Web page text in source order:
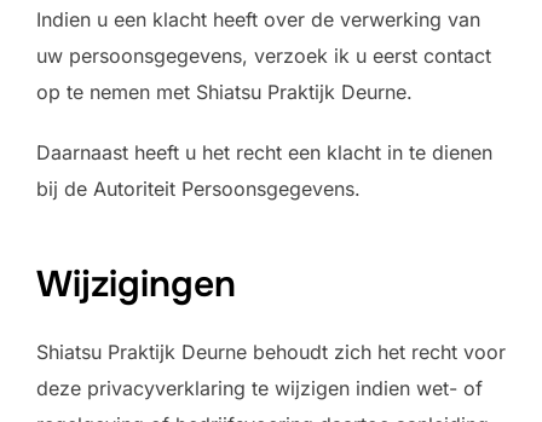
Indien u een klacht heeft over de verwerking van
uw persoonsgegevens, verzoek ik u eerst contact
op te nemen met Shiatsu Praktijk Deurne.
Daarnaast heeft u het recht een klacht in te dienen
bij de Autoriteit Persoonsgegevens.
Wijzigingen
Shiatsu Praktijk Deurne behoudt zich het recht voor
deze privacyverklaring te wijzigen indien wet- of